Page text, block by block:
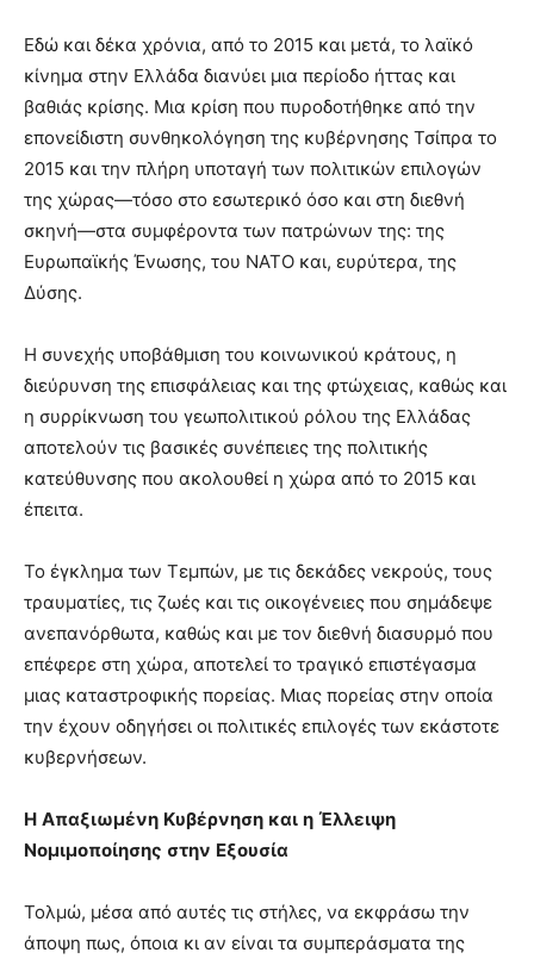
Εδώ και δέκα χρόνια, από το 2015 και μετά, το λαϊκό
κίνημα στην Ελλάδα διανύει μια περίοδο ήττας και
βαθιάς κρίσης. Μια κρίση που πυροδοτήθηκε από την
επονείδιστη συνθηκολόγηση της κυβέρνησης Τσίπρα το
2015 και την πλήρη υποταγή των πολιτικών επιλογών
της χώρας—τόσο στο εσωτερικό όσο και στη διεθνή
σκηνή—στα συμφέροντα των πατρώνων της: της
Ευρωπαϊκής Ένωσης, του ΝΑΤΟ και, ευρύτερα, της
Δύσης.
Η συνεχής υποβάθμιση του κοινωνικού κράτους, η
διεύρυνση της επισφάλειας και της φτώχειας, καθώς και
η συρρίκνωση του γεωπολιτικού ρόλου της Ελλάδας
αποτελούν τις βασικές συνέπειες της πολιτικής
κατεύθυνσης που ακολουθεί η χώρα από το 2015 και
έπειτα.
Το έγκλημα των Τεμπών, με τις δεκάδες νεκρούς, τους
τραυματίες, τις ζωές και τις οικογένειες που σημάδεψε
ανεπανόρθωτα, καθώς και με τον διεθνή διασυρμό που
επέφερε στη χώρα, αποτελεί το τραγικό επιστέγασμα
μιας καταστροφικής πορείας. Μιας πορείας στην οποία
την έχουν οδηγήσει οι πολιτικές επιλογές των εκάστοτε
κυβερνήσεων.
Η Απαξιωμένη Κυβέρνηση και η Έλλειψη
Νομιμοποίησης στην Εξουσία
Τολμώ, μέσα από αυτές τις στήλες, να εκφράσω την
άποψη πως, όποια κι αν είναι τα συμπεράσματα της